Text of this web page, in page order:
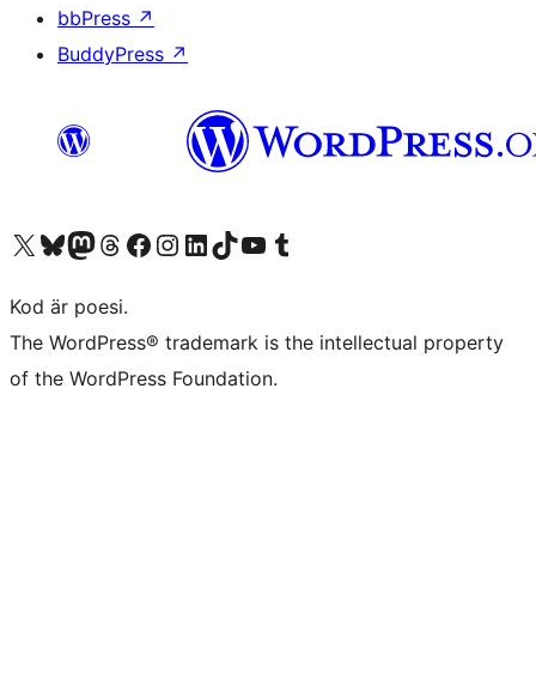
bbPress ↗
BuddyPress ↗
Besök vår X-konto (f.d. Twitter)
Besök vårt Bluesky-konto
Besök vårt Mastodon-konto
Besök vårt Thread-konto
Besök vår Facebook-sidaBesök vårt Instagram-konto
Besök vårt LinkedIn-konto
Besök vårt TikTok-konto
Besök vår YouTube-kanalBesök vårt Tumblr-konto
Kod är poesi.
The WordPress® trademark is the intellectual property
of the WordPress Foundation.